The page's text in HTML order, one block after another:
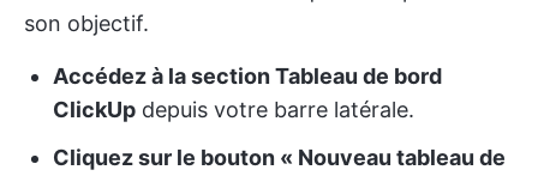
son objectif.
Accédez à la section Tableau de bord
ClickUp depuis votre barre latérale.
Cliquez sur le bouton « Nouveau tableau de